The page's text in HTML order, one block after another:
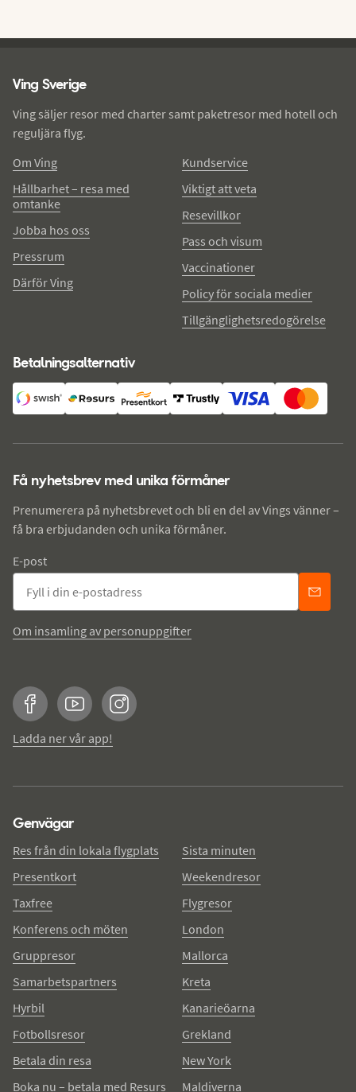
Ving Sverige
Ving säljer resor med charter samt paketresor med hotell och
reguljära flyg.
Om Ving
Hållbarhet – resa med
omtanke
Jobba hos oss
Pressrum
Därför Ving
Kundservice
Viktigt att veta
Resevillkor
Pass och visum
Vaccinationer
Policy för sociala medier
Tillgänglighetsredogörelse
Betalningsalternativ
Få nyhetsbrev med unika förmåner
Prenumerera på nyhetsbrevet och bli en del av Vings vänner –
få bra erbjudanden och unika förmåner.
E-post
Om insamling av personuppgifter
FacebookYouTubeInstagram
Ladda ner vår app!
Genvägar
Res från din lokala flygplats
Presentkort
Taxfree
Konferens och möten
Gruppresor
Samarbetspartners
Hyrbil
Fotbollsresor
Betala din resa
Boka nu – betala med Resurs
Sista minuten
Weekendresor
Flygresor
London
Mallorca
Kreta
Kanarieöarna
Grekland
New York
Maldiverna